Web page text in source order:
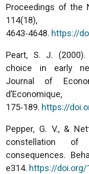
Proceedings of the
114(18),
4643‑4648. https://
Peart, S. J. (2000).
choice in early
Journal of
175‑189. https://
Pepper, G. V., &
constellation of
consequences.
e314. https://doi.org/